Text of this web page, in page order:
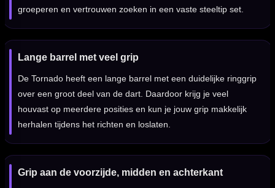
groeperen en vertrouwen zoeken in een vaste steeltip set.
Lange barrel met veel grip
De Tornado heeft een lange barrel met een duidelijke ringgrip
over een groot deel van de dart. Daardoor krijg je veel
houvast op meerdere posities en kun je jouw grip makkelijk
herhalen tijdens het richten en loslaten.
Grip aan de voorzijde, midden en achterkant